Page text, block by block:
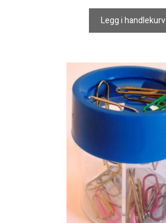
Legg i handlekurv